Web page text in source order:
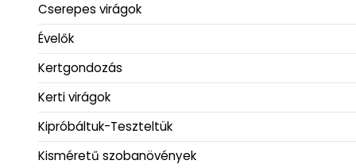
Cserepes virágok
Évelők
Kertgondozás
Kerti virágok
Kipróbáltuk-Teszteltük
Kisméretű szobanövények